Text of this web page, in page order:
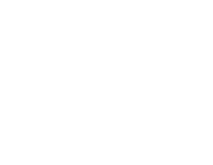
deben ir hasta el Terminal, porque la
allí les entregaría unos
venezolanos desayuna algo ligero;
mañana. “Luego de 20 minutos de
mujeres; una de ellas gordita, bajita y
blanca. Giran las instrucciones. El del
debemos
”, dice